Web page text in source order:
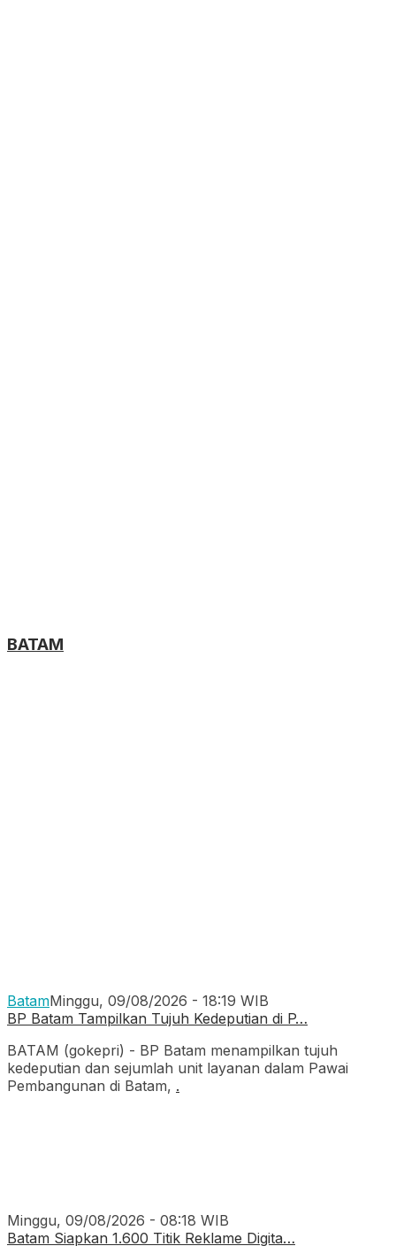
BATAM
BatamMinggu, 09/08/2026 - 18:19 WIB
BP Batam Tampilkan Tujuh Kedeputian di P…
BATAM (gokepri) - BP Batam menampilkan tujuh
kedeputian dan sejumlah unit layanan dalam Pawai
Pembangunan di Batam, .
Minggu, 09/08/2026 - 08:18 WIB
Batam Siapkan 1.600 Titik Reklame Digita…